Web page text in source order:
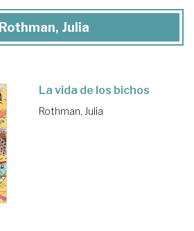
Julia
La vida de los bichos
Rothman, Julia